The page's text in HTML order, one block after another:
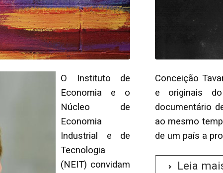
O Instituto de
Economia e o
Núcleo de
Economia
Industrial e de
Tecnologia
(NEIT) convidam
Conceição
e originais
documentário
ao mesmo
de um país a
Leia